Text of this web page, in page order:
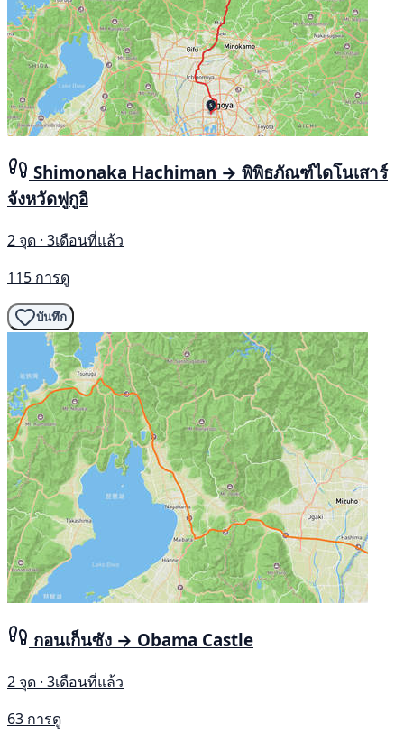
Shimonaka Hachiman → พิพิธภัณฑ์ไดโนเสาร์
จังหวัดฟูกูอิ
2 จุด · 3เดือนที่แล้ว
115 การดู
บันทึก
กอนเก็นซัง → Obama Castle
2 จุด · 3เดือนที่แล้ว
63 การดู